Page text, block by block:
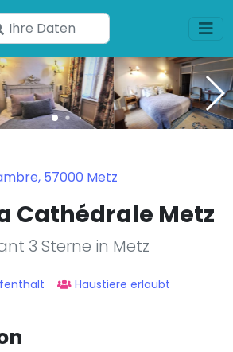
Geben
Sie
Ihre
Daten
ein
57000 Metz
Cathédrale Metz
3 Sterne in Metz
Haustiere erlaubt